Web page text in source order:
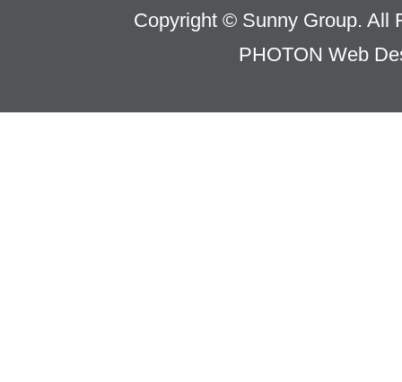
Copyright © Sunny Group. All
PHOTON Web